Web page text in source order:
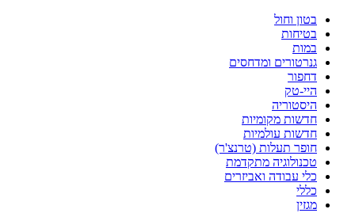
בטון וחול
בטיחות
במות
גנרטורים ומדחסים
דחפור
היי-טק
היסטוריה
חדשות מקומיות
חדשות עולמיות
חופר תעלות (טרנצ'ר)
טכנולוגיה מתקדמת
כלי עבודה ואביזרים
כללי
מגזין